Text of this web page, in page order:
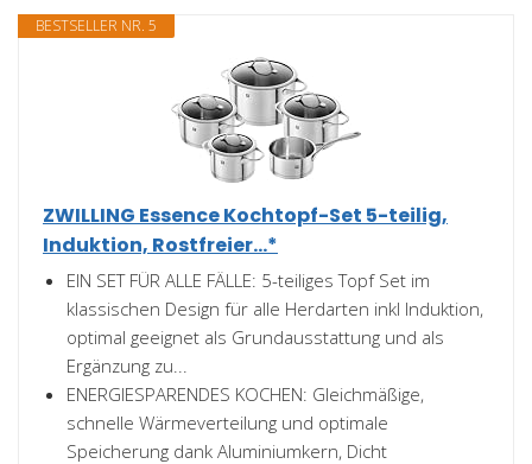
BESTSELLER NR. 5
ZWILLING Essence Kochtopf-Set 5-teilig,
Induktion, Rostfreier...*
EIN SET FÜR ALLE FÄLLE: 5-teiliges Topf Set im
klassischen Design für alle Herdarten inkl Induktion,
optimal geeignet als Grundausstattung und als
Ergänzung zu...
ENERGIESPARENDES KOCHEN: Gleichmäßige,
schnelle Wärmeverteilung und optimale
Speicherung dank Aluminiumkern, Dicht